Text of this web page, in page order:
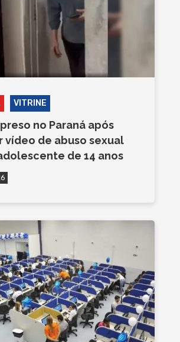
VITRINE
no Paraná após
vídeo de abuso sexual
de 14 anos